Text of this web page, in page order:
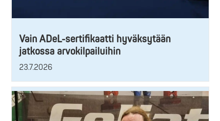
Vain ADeL-sertifikaatti hyväksytään
jatkossa arvokilpailuihin
23.7.2026